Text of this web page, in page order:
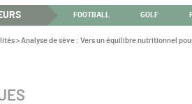
FOOTBALL GOLF
>Analyse de sève : Vers un équilibre nutritionnel
: